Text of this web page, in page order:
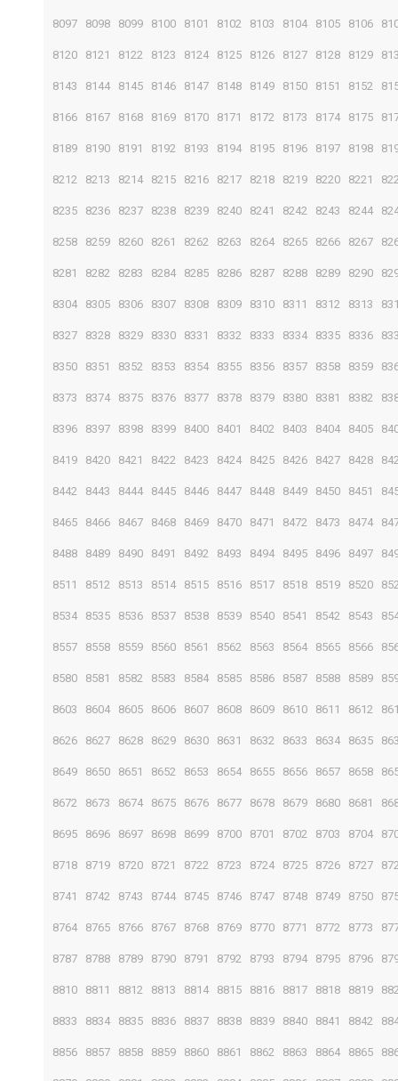
8097 8098 8099 8100 8101 8102 8103 8104 8105 8106
8120 8121 8122 8123 8124 8125 8126 8127 8128 8129
8143 8144 8145 8146 8147 8148 8149 8150 8151 8152
8166 8167 8168 8169 8170 8171 8172 8173 8174 8175
8189 8190 8191 8192 8193 8194 8195 8196 8197 8198
8212 8213 8214 8215 8216 8217 8218 8219 8220 8221
8235 8236 8237 8238 8239 8240 8241 8242 8243 8244
8258 8259 8260 8261 8262 8263 8264 8265 8266 8267
8281 8282 8283 8284 8285 8286 8287 8288 8289 8290
8304 8305 8306 8307 8308 8309 8310 8311 8312 8313
8327 8328 8329 8330 8331 8332 8333 8334 8335 8336
8350 8351 8352 8353 8354 8355 8356 8357 8358 8359
8373 8374 8375 8376 8377 8378 8379 8380 8381 8382
8396 8397 8398 8399 8400 8401 8402 8403 8404 8405
8419 8420 8421 8422 8423 8424 8425 8426 8427 8428
8442 8443 8444 8445 8446 8447 8448 8449 8450 8451
8465 8466 8467 8468 8469 8470 8471 8472 8473 8474
8488 8489 8490 8491 8492 8493 8494 8495 8496 8497
8511 8512 8513 8514 8515 8516 8517 8518 8519 8520
8534 8535 8536 8537 8538 8539 8540 8541 8542 8543
8557 8558 8559 8560 8561 8562 8563 8564 8565 8566
8580 8581 8582 8583 8584 8585 8586 8587 8588 8589
8603 8604 8605 8606 8607 8608 8609 8610 8611 8612
8626 8627 8628 8629 8630 8631 8632 8633 8634 8635
8649 8650 8651 8652 8653 8654 8655 8656 8657 8658
8672 8673 8674 8675 8676 8677 8678 8679 8680 8681
8695 8696 8697 8698 8699 8700 8701 8702 8703 8704
8718 8719 8720 8721 8722 8723 8724 8725 8726 8727
8741 8742 8743 8744 8745 8746 8747 8748 8749 8750
8764 8765 8766 8767 8768 8769 8770 8771 8772 8773
8787 8788 8789 8790 8791 8792 8793 8794 8795 8796
8810 8811 8812 8813 8814 8815 8816 8817 8818 8819
8833 8834 8835 8836 8837 8838 8839 8840 8841 8842
8856 8857 8858 8859 8860 8861 8862 8863 8864 8865